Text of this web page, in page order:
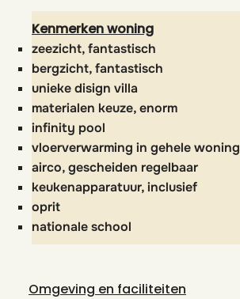
Kenmerken woning
zeezicht, fantastisch
bergzicht, fantastisch
unieke disign villa
materialen keuze, enorm
infinity pool
vloerverwarming in gehele woning
airco, gescheiden regelbaar
keukenapparatuur, inclusief
oprit
nationale school
Omgeving en faciliteiten